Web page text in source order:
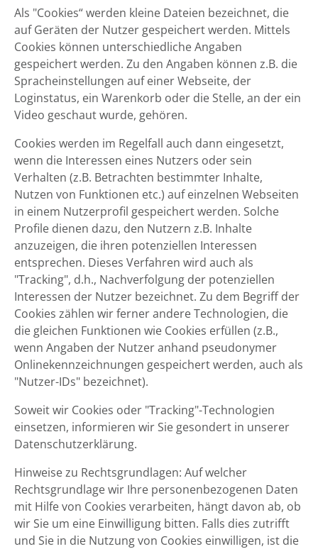
Als "Cookies“ werden kleine Dateien bezeichnet, die
auf Geräten der Nutzer gespeichert werden. Mittels
Cookies können unterschiedliche Angaben
gespeichert werden. Zu den Angaben können z.B. die
Spracheinstellungen auf einer Webseite, der
Loginstatus, ein Warenkorb oder die Stelle, an der ein
Video geschaut wurde, gehören.
Cookies werden im Regelfall auch dann eingesetzt,
wenn die Interessen eines Nutzers oder sein
Verhalten (z.B. Betrachten bestimmter Inhalte,
Nutzen von Funktionen etc.) auf einzelnen Webseiten
in einem Nutzerprofil gespeichert werden. Solche
Profile dienen dazu, den Nutzern z.B. Inhalte
anzuzeigen, die ihren potenziellen Interessen
entsprechen. Dieses Verfahren wird auch als
"Tracking", d.h., Nachverfolgung der potenziellen
Interessen der Nutzer bezeichnet. Zu dem Begriff der
Cookies zählen wir ferner andere Technologien, die
die gleichen Funktionen wie Cookies erfüllen (z.B.,
wenn Angaben der Nutzer anhand pseudonymer
Onlinekennzeichnungen gespeichert werden, auch als
"Nutzer-IDs" bezeichnet).
Soweit wir Cookies oder "Tracking"-Technologien
einsetzen, informieren wir Sie gesondert in unserer
Datenschutzerklärung.
Hinweise zu Rechtsgrundlagen: Auf welcher
Rechtsgrundlage wir Ihre personenbezogenen Daten
mit Hilfe von Cookies verarbeiten, hängt davon ab, ob
wir Sie um eine Einwilligung bitten. Falls dies zutrifft
und Sie in die Nutzung von Cookies einwilligen, ist die